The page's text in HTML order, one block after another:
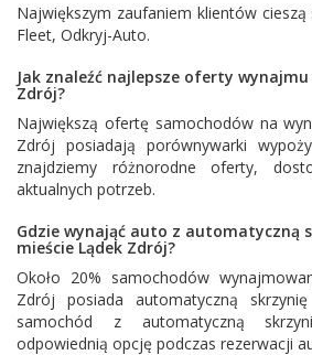
Największym zaufaniem klientów cieszą
Fleet, Odkryj-Auto.
Jak znaleźć najlepsze oferty
Zdrój?
Największą ofertę samochodów na
Zdrój posiadają porównywarki
znajdziemy różnorodne oferty,
aktualnych potrzeb.
Gdzie wynająć auto z automatyczną
mieście Lądek Zdrój?
Około 20% samochodów
Zdrój posiada automatyczną
samochód z automatyczną
odpowiednią opcję podczas rezerwacji